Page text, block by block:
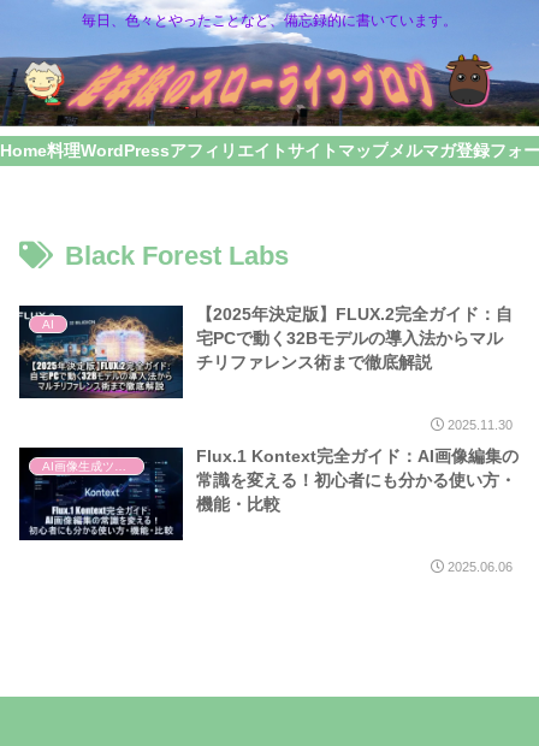
毎日、色々とやったことなど、備忘録的に書いています。
Home料理WordPressアフィリエイトサイトマップメルマガ登録フォ
Black Forest Labs
AI
【2025年決定版】FLUX.2完全ガイド：自
宅PCで動く32Bモデルの導入法からマル
チリファレンス術まで徹底解説
2025.11.30
AI画像生成ツール
Flux.1 Kontext完全ガイド：AI画像編集の
常識を変える！初心者にも分かる使い方・
機能・比較
2025.06.06